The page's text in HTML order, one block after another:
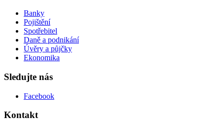
Banky
Pojištění
Spotřebitel
Daně a podnikání
Úvěry a půjčky
Ekonomika
Sledujte nás
Facebook
Kontakt